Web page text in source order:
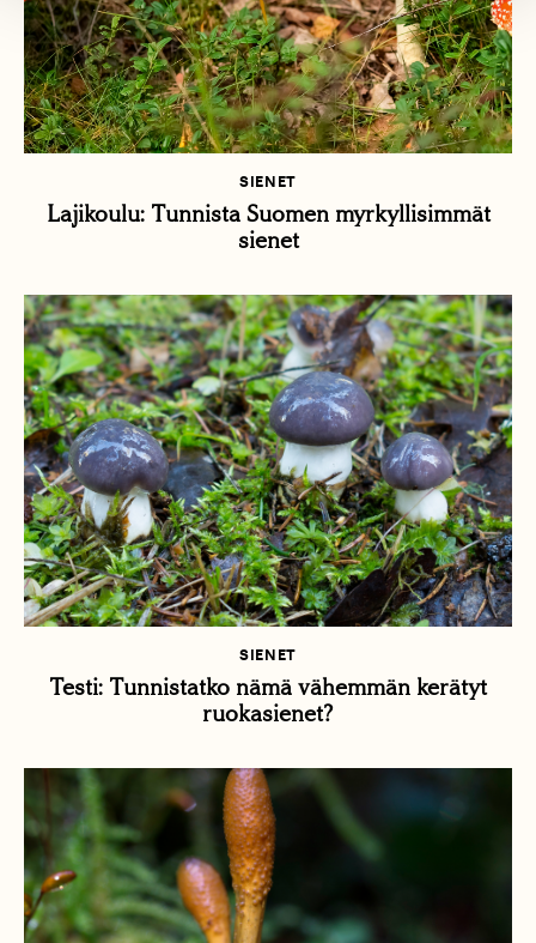
SIENET
Lajikoulu: Tunnista Suomen myrkyllisimmät
sienet
SIENET
Testi: Tunnistatko nämä vähemmän kerätyt
ruokasienet?